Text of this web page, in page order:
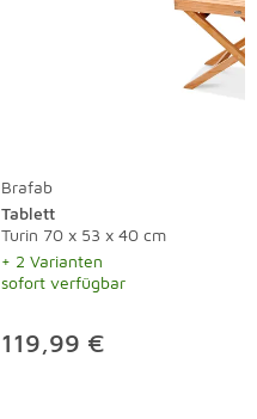
Brafab
Tablett
Turin 70 x 53 x 40 cm
+ 2 Varianten
sofort verfügbar
119,99 €